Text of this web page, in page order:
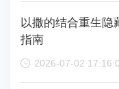
以撒的结合重生隐
指南
2026-07-02